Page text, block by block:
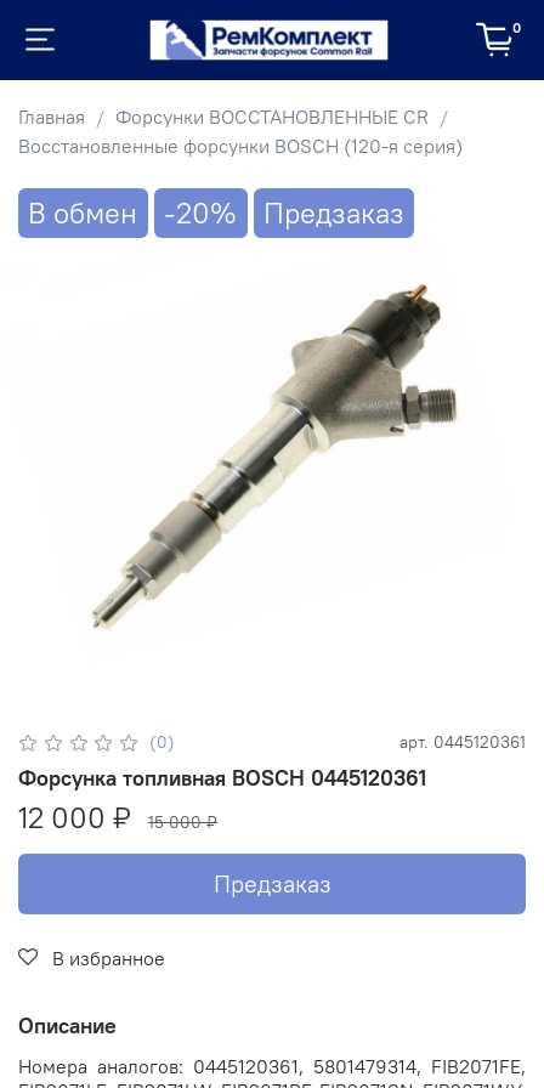
0
Главная
Форсунки ВОССТАНОВЛЕННЫЕ CR
Восстановленные форсунки BOSCH (120-я серия)
В обмен -20% Предзаказ
(0) арт. 0445120361
Форсунка топливная BOSCH 0445120361
12 000 ₽ 15 000 ₽
Предзаказ
В избранное
Описание
Номера аналогов: 0445120361, 5801479314, FIB2071FE,